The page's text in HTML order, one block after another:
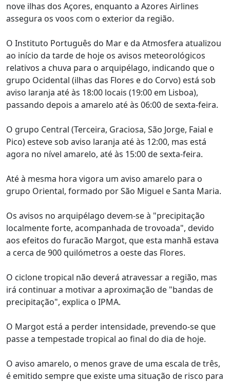
nove ilhas dos Açores, enquanto a Azores Airlines
assegura os voos com o exterior da região.
O Instituto Português do Mar e da Atmosfera atualizou
ao início da tarde de hoje os avisos meteorológicos
relativos a chuva para o arquipélago, indicando que o
grupo Ocidental (ilhas das Flores e do Corvo) está sob
aviso laranja até às 18:00 locais (19:00 em Lisboa),
passando depois a amarelo até às 06:00 de sexta-feira.
O grupo Central (Terceira, Graciosa, São Jorge, Faial e
Pico) esteve sob aviso laranja até às 12:00, mas está
agora no nível amarelo, até às 15:00 de sexta-feira.
Até à mesma hora vigora um aviso amarelo para o
grupo Oriental, formado por São Miguel e Santa Maria.
Os avisos no arquipélago devem-se à "precipitação
localmente forte, acompanhada de trovoada", devido
aos efeitos do furacão Margot, que esta manhã estava
a cerca de 900 quilómetros a oeste das Flores.
O ciclone tropical não deverá atravessar a região, mas
irá continuar a motivar a aproximação de "bandas de
precipitação", explica o IPMA.
O Margot está a perder intensidade, prevendo-se que
passe a tempestade tropical ao final do dia de hoje.
O aviso amarelo, o menos grave de uma escala de três,
é emitido sempre que existe uma situação de risco para